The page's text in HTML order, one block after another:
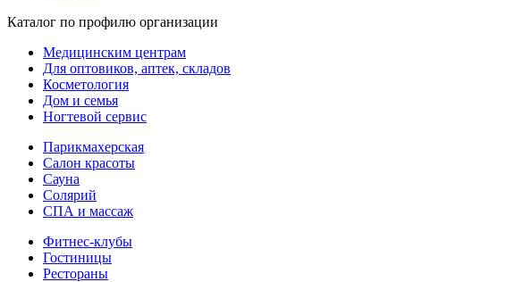
Каталог по профилю организации
Медицинским центрам
Для оптовиков, аптек, складов
Косметология
Дом и семья
Ногтевой сервис
Парикмахерская
Салон красоты
Сауна
Солярий
СПА и массаж
Фитнес-клубы
Гостиницы
Рестораны